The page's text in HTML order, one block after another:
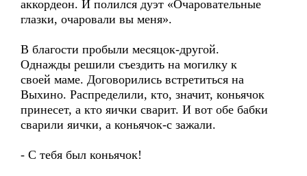
аккордеон. И полился дуэт «Очаровательные
глазки, очаровали вы меня».
В благости пробыли месяцок-другой.
Однажды решили съездить на могилку к
своей маме. Договорились встретиться на
Выхино. Распределили, кто, значит, коньячок
принесет, а кто яички сварит. И вот обе бабки
сварили яички, а коньячок-с зажали.
- С тебя был коньячок!